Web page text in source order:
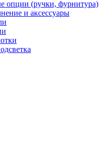
опции (ручки, фурнитура)
и аксессуары